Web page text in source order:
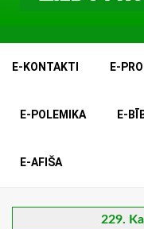
E-KONTAKTI E-
E-POLEMIKA E-
E-AFIŠA
229.